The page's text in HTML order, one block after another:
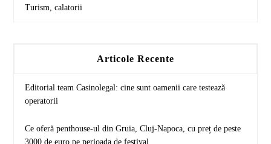
Turism, calatorii
Articole Recente
Editorial team Casinolegal: cine sunt oamenii care testează
operatorii
Ce oferă penthouse-ul din Gruia, Cluj-Napoca, cu preț de peste
3000 de euro pe perioada de festival